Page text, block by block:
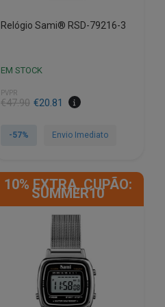
Relógio Sami® RSD-79216-3
EM STOCK
PVPR
€47.90
O
original
€20.81
O
atual
-57% Envio Imediato
10% EXTRA, CUPÃO:
SUMMER10